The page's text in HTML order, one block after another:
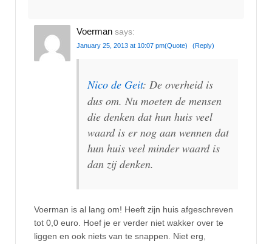
Voerman says:
January 25, 2013 at 10:07 pm(Quote) (Reply)
Nico de Geit: De overheid is
dus om. Nu moeten de mensen
die denken dat hun huis veel
waard is er nog aan wennen dat
hun huis veel minder waard is
dan zij denken.
Voerman is al lang om! Heeft zijn huis afgeschreven
tot 0,0 euro. Hoef je er verder niet wakker over te
liggen en ook niets van te snappen. Niet erg,